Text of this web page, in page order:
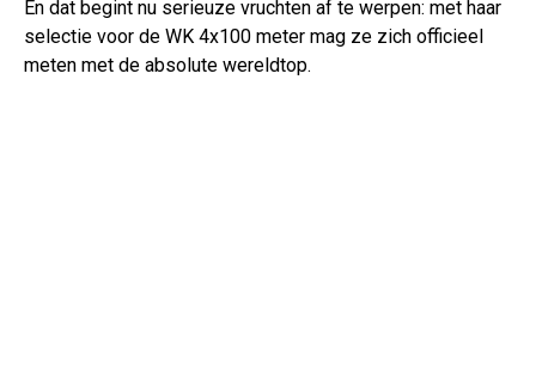
En dat begint nu serieuze vruchten af te werpen: met haar
selectie voor de WK 4x100 meter mag ze zich officieel
meten met de absolute wereldtop.